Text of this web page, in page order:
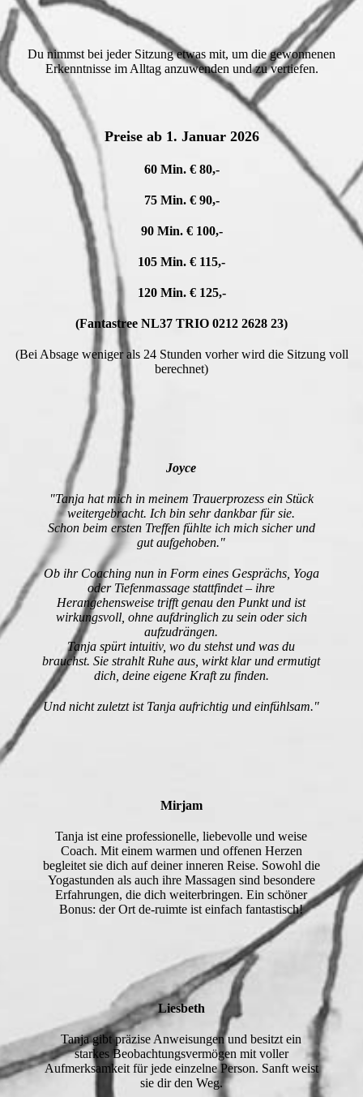
Du nimmst bei jeder Sitzung etwas mit, um die gewonnenen
Erkenntnisse im Alltag anzuwenden und zu vertiefen.
Preise ab 1. Januar 2026
60 Min. €80,-
75 Min. € 90,-
90 Min. € 100,-
105 Min. € 115,-
120 Min. € 125,-
(Fantastree NL37 TRIO 0212 2628 23)
(Bei Absage weniger als 24 Stunden vorher wird die Sitzung voll
berechnet)
Joyce
"Tanja hat mich in meinem Trauerprozess ein Stück
weitergebracht. Ich bin sehr dankbar für sie.
Schon beim ersten Treffen fühlte ich mich sicher und
gut aufgehoben."
Ob ihr Coaching nun in Form eines Gesprächs, Yoga
oder Tiefenmassage stattfindet – ihre
Herangehensweise trifft genau den Punkt und ist
wirkungsvoll, ohne aufdringlich zu sein oder sich
aufzudrängen.
Tanja spürt intuitiv, wo du stehst und was du
brauchst. Sie strahlt Ruhe aus, wirkt klar und ermutigt
dich, deine eigene Kraft zu finden.
Und nicht zuletzt ist Tanja aufrichtig und einfühlsam."
Mirjam
Tanja ist eine professionelle, liebevolle und weise
Coach. Mit einem warmen und offenen Herzen
begleitet sie dich auf deiner inneren Reise. Sowohl die
Yogastunden als auch ihre Massagen sind besondere
Erfahrungen, die dich weiterbringen. Ein schöner
Bonus: der Ort de-ruimte ist einfach fantastisch!
Liesbeth
Tanja gibt präzise Anweisungen und besitzt ein
starkes Beobachtungsvermögen mit voller
Aufmerksamkeit für jede einzelne Person. Sanft weist
sie dir den Weg.